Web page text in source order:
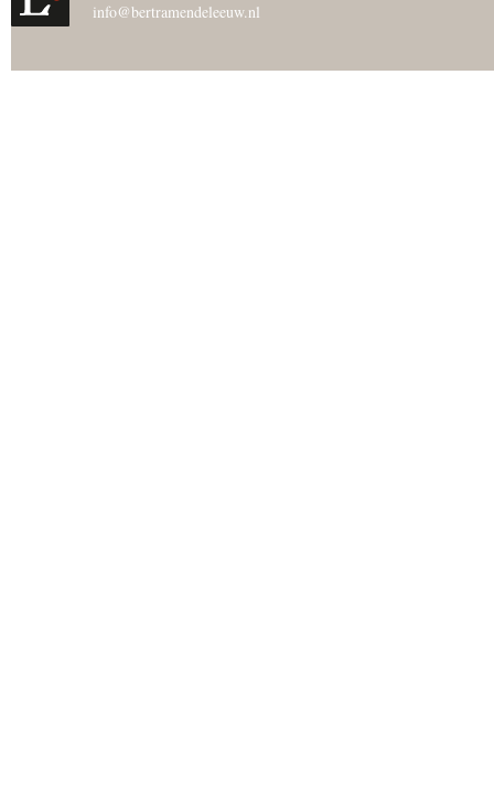
info@bertramendeleeuw.nl